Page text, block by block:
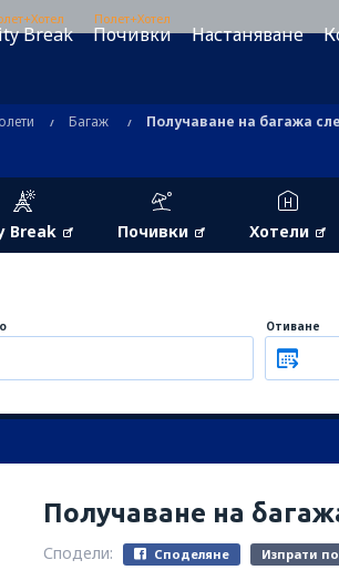
Break
Полет+Хотел
Почивки Настаняване
Багаж Получаване на багажа
Break Почивки Хотели
Отиване
Получаване на
Сподели: Споделяне Изпрати